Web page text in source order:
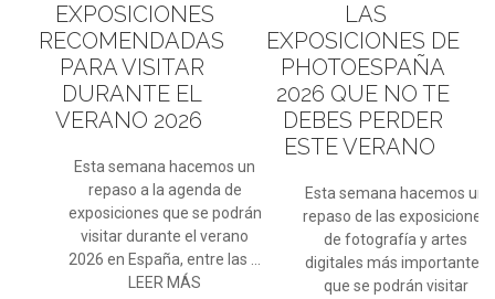
EXPOSICIONES
RECOMENDADAS
PARA VISITAR
DURANTE EL
VERANO 2026
Esta semana hacemos un
repaso a la agenda de
exposiciones que se podrán
visitar durante el verano
2026 en España, entre las ...
LEER MÁS
LAS
EXPOSICIONES DE
PHOTOESPAÑA
2026 QUE NO TE
DEBES PERDER
ESTE VERANO
Esta semana hacemos un
repaso de las exposiciones
de fotografía y artes
digitales más importantes
que se podrán visitar